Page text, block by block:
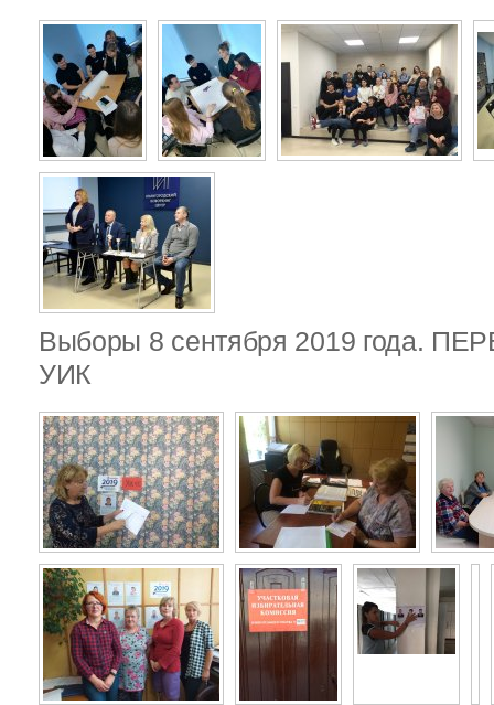
Выборы 8 сентября 2019 года.
УИК